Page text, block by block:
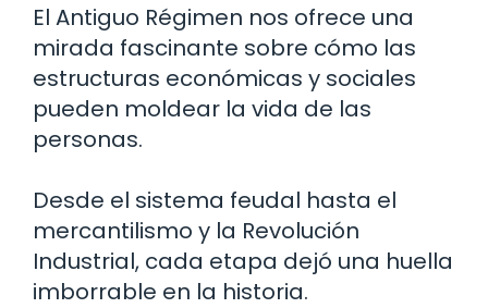
El Antiguo Régimen nos ofrece una
mirada fascinante sobre cómo las
estructuras económicas y sociales
pueden moldear la vida de las
personas.
Desde el sistema feudal hasta el
mercantilismo y la Revolución
Industrial, cada etapa dejó una huella
imborrable en la historia.